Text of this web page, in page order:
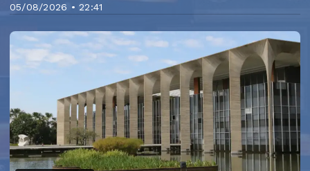
05/08/2026 • 22:41